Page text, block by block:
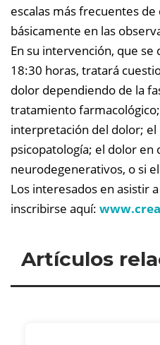
escalas más frecuentes
básicamente en las
En su intervención, que
18:30 horas, tratará
dolor dependiendo de la
tratamiento
interpretación del dolor;
psicopatología; el dolor
neurodegenerativos, o si
Los interesados en asistir
inscribirse aquí:
Artículos